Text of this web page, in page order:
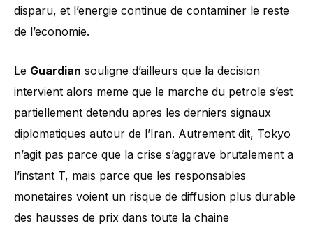
disparu, et l’energie continue de contaminer le reste
de l’economie.
Le Guardian souligne d’ailleurs que la decision
intervient alors meme que le marche du petrole s’est
partiellement detendu apres les derniers signaux
diplomatiques autour de l’Iran. Autrement dit, Tokyo
n’agit pas parce que la crise s’aggrave brutalement a
l’instant T, mais parce que les responsables
monetaires voient un risque de diffusion plus durable
des hausses de prix dans toute la chaine